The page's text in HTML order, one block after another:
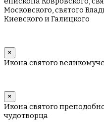
Московского, святого
Киевского и Галицкого
×
Икона святого
×
Икона святого
чудотворца